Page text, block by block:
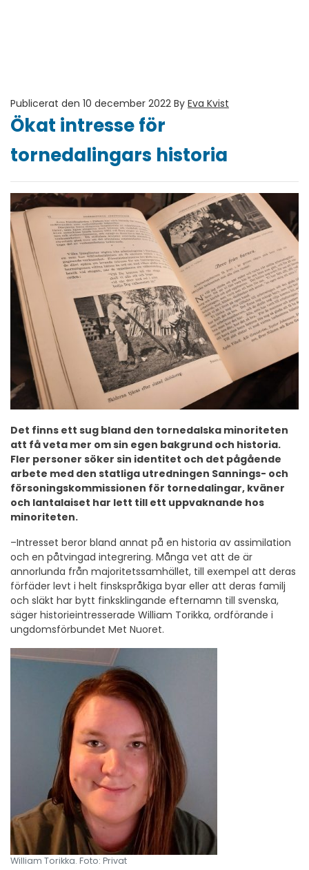
Publicerat den 10 december 2022 By Eva Kvist
Ökat intresse för
tornedalingars historia
Det finns ett sug bland den tornedalska minoriteten
att få veta mer om sin egen bakgrund och historia.
Fler personer söker sin identitet och det pågående
arbete med den statliga utredningen Sannings- och
försoningskommissionen för tornedalingar, kväner
och lantalaiset har lett till ett uppvaknande hos
minoriteten.
–Intresset beror bland annat på en historia av assimilation
och en påtvingad integrering. Många vet att de är
annorlunda från majoritetssamhället, till exempel att deras
förfäder levt i helt finskspråkiga byar eller att deras familj
och släkt har bytt finksklingande efternamn till svenska,
säger historieintresserade William Torikka, ordförande i
ungdomsförbundet Met Nuoret.
William Torikka. Foto: Privat